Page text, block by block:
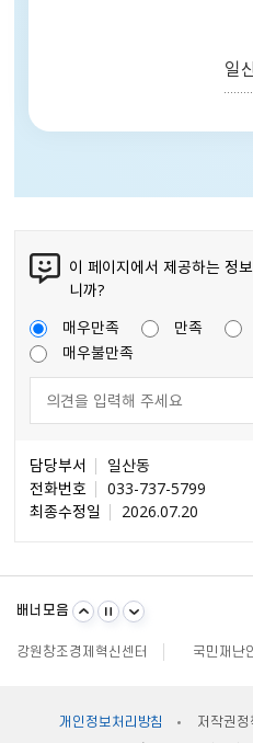
일
이 페이지에서 제공하는 정
니까?
매우만족
만족
매우불만족
담당부서
일산동
전화번호
033-737-5799
최종수정일
2026.07.20
배너모음
불량식품 신고
강원일자리정보망
강원창조경제혁신센터
국민재난
안전신문고
내고장
개인정보처리방침 저작권정